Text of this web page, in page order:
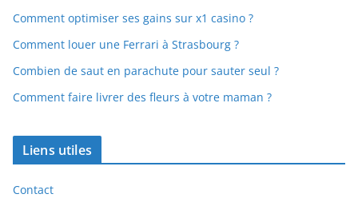
Comment optimiser ses gains sur x1 casino ?
Comment louer une Ferrari à Strasbourg ?
Combien de saut en parachute pour sauter seul ?
Comment faire livrer des fleurs à votre maman ?
Liens utiles
Contact